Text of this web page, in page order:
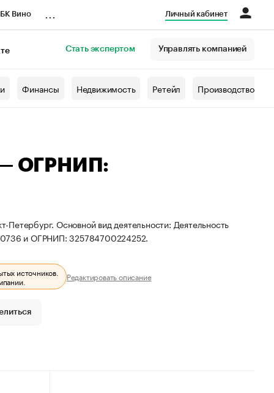
Вино Личный кабинет
Стать экспертом Управлять компанией
Финансы Недвижимость Ретейл Производство
— ОГРНИП:
Петербург. Основной вид деятельности: Деятельность
и ОГРНИП: 325784700224252.
источников.
Редактировать описание